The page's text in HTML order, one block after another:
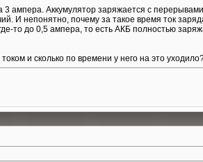
Аккумулятор заряжается с
И непонятно, почему за такое время ток
то до 0,5 ампера, то есть АКБ полностью
и сколько по времени у него на это